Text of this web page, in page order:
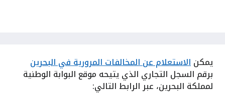
يمكنالاستعلام عن المخالفات المرورية في البحرين
برقم السجل التجاري الذي يتيحه موقع البوابة الوطنية
لمملكة البحرين، عبر الرابط التالي: